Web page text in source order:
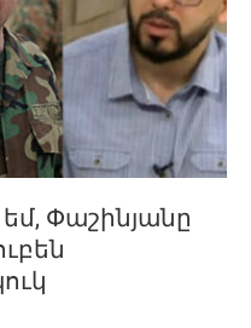
Փաշինյանը